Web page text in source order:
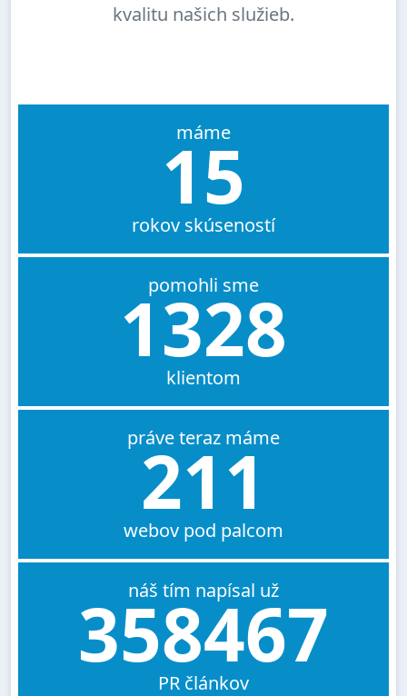
kvalitu našich služieb.
máme
15
rokov skúseností
pomohli sme
1328
klientom
práve teraz máme
211
webov pod palcom
náš tím napísal už
358467
PR článkov